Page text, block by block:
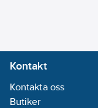
Kontakt
Kontakta oss
Butiker